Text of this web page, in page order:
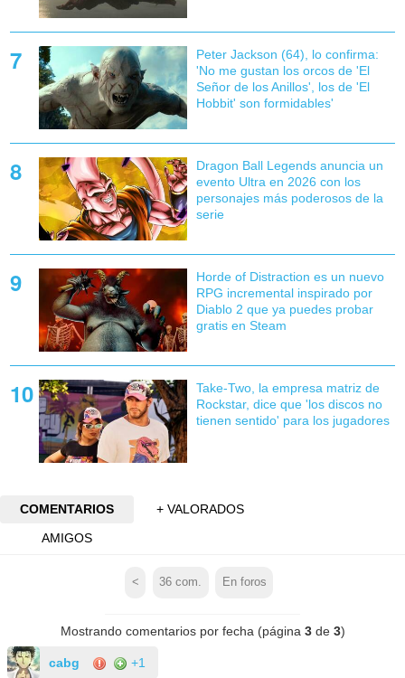
Peter Jackson (64), lo confirma:
'No me gustan los orcos de 'El
Señor de los Anillos', los de 'El
Hobbit' son formidables'
Dragon Ball Legends anuncia un
evento Ultra en 2026 con los
personajes más poderosos de la
serie
Horde of Distraction es un nuevo
RPG incremental inspirado por
Diablo 2 que ya puedes probar
gratis en Steam
Take-Two, la empresa matriz de
Rockstar, dice que 'los discos no
tienen sentido' para los jugadores
COMENTARIOS
+ VALORADOS
AMIGOS
< 36 com. En foros
Mostrando comentarios por fecha (página 3de 3)
cabg +1